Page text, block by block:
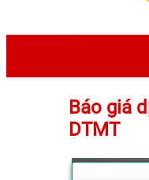
Báo giá
DTMT